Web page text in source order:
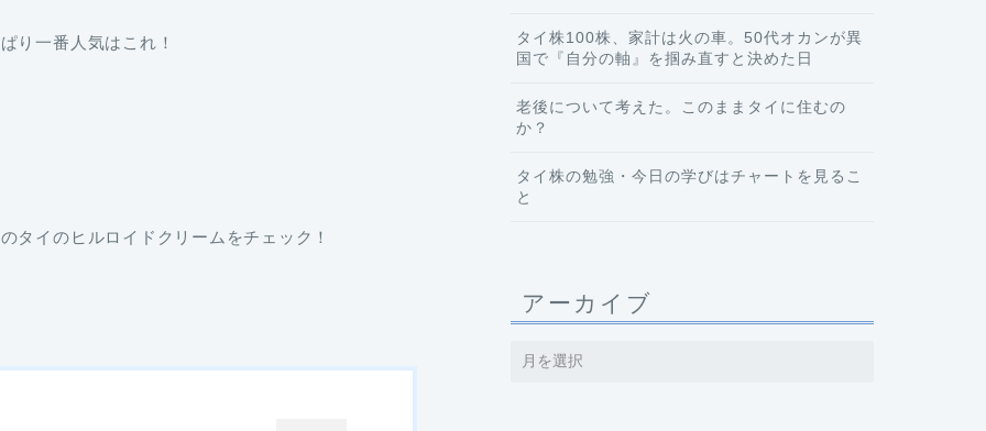
り一番人気はこれ！
タイのヒルロイドクリームをチェック！
タイ株100株、家計は火の車。50代オカンが異
国で『自分の軸』を掴み直すと決めた日
老後について考えた。このままタイに住むの
か？
タイ株の勉強・今日の学びはチャートを見るこ
と
アーカイブ